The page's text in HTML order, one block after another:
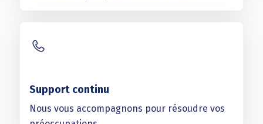
Support continu
Nous vous accompagnons pour résoudre vos